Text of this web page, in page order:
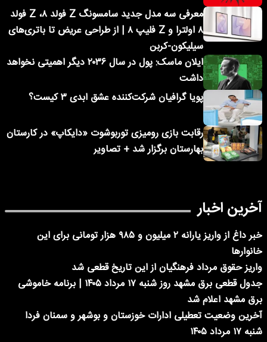
معرفی سه مدل جدید سامسونگ Z فولد ۸، Z فولد
۸ اولترا و Z فلیپ ۸ | از طراحی عریض تا باتری‌های
سیلیکون-کربن
ایلان ماسک: پول در سال ۲۰۳۶ دیگر اهمیتی نخواهد
داشت
پویا گرافیان شرکت‌کننده عشق ابدی ۳ کیست؟
رقابت بازی رومیزی توربوشوت «دایکاپ» در کارستان
بهارستان برگزار شد + تصاویر
آخرین اخبار
خبر داغ از واریز یارانه ۲ میلیون و ۹۸۵ هزار تومانی برای این
خانوارها
واریز حقوق مرداد فرهنگیان از این تاریخ قطعی شد
جدول قطعی برق مشهد روز شنبه ۱۷ مرداد ۱۴۰۵ | برنامه خاموشی
برق مشهد اعلام شد
آخرین وضعیت تعطیلی ادارات خوزستان و بوشهر و سمنان فردا
شنبه ۱۷ مرداد ۱۴۰۵